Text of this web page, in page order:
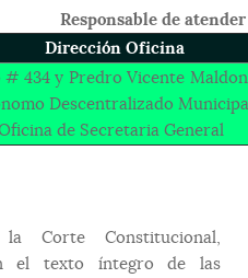
Responsable de
Dirección Oficina
# 434 y Predro Vicente
Descentralizado
de Secretaria General
Corte Constitucional,
el texto íntegro de las